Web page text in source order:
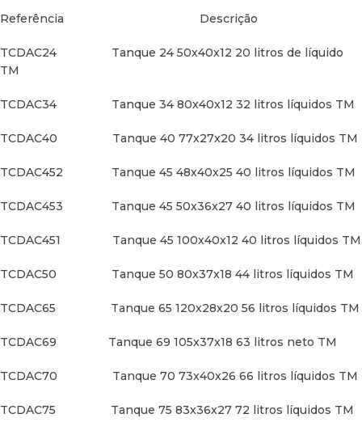
TM
TM
TCDAC1003 Tanque 100 75x40x35 94 litros líquidos
TM
TCDAC150L Tanque 150 110x45x30 130 litros líquidos
TM
Referência Descrição
TCDAC24 Tanque 24 50x40x12 20 litros de líquido
TM
TCDAC34 Tanque 34 80x40x12 32 litros líquidos TM
TCDAC40 Tanque 40 77x27x20 34 litros líquidos TM
TCDAC452 Tanque 45 48x40x25 40 litros líquidos TM
TCDAC453 Tanque 45 50x36x27 40 litros líquidos TM
TCDAC451 Tanque 45 100x40x12 40 litros líquidos TM
TCDAC50 Tanque 50 80x37x18 44 litros líquidos TM
TCDAC65 Tanque 65 120x28x20 56 litros líquidos TM
TCDAC69 Tanque 69 105x37x18 63 litros neto TM
TCDAC70 Tanque 70 73x40x26 66 litros líquidos TM
TCDAC75 Tanque 75 83x36x27 72 litros líquidos TM